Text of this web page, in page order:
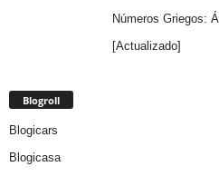
Números Griegos:
[Actualizado]
Blogroll
Blogicars
Blogicasa